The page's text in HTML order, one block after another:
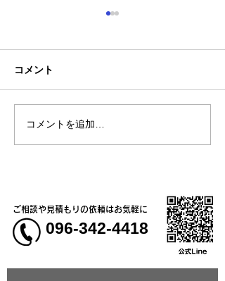
【新商品】一目を引く存
在感「カモフラージュTシ
コメント
コメントを追加…
ご相談や見積もりの依頼はお気軽に
096-342-4418